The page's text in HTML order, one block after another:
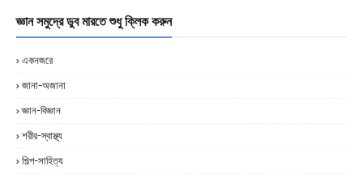
জ্ঞান সমুদ্রে ডুব মারতে শুধু ক্লিক করুন
একনজরে
জানা-অজানা
জ্ঞান-বিজ্ঞান
শরীর-স্বাস্থ্য
শিল্প-সাহিত্য